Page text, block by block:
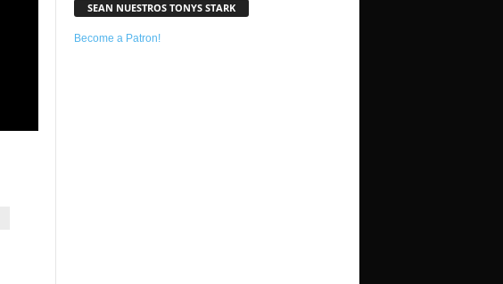
SEAN NUESTROS TONYS STARK
Become a Patron!